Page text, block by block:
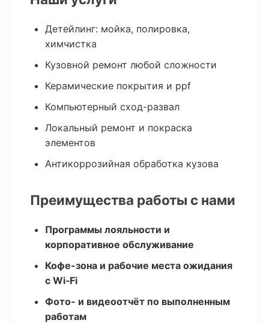
Детейлинг: мойка, полировка,
химчистка
Кузовной ремонт любой сложности
Керамические покрытия и ppf
Компьютерный сход-развал
Локальный ремонт и покраска
элементов
Антикоррозийная обработка кузова
Преимущества работы с нами
Программы лояльности и
корпоративное обслуживание
Кофе-зона и рабочие места ожидания
с Wi‑Fi
Фото- и видеоотчёт по выполненным
работам